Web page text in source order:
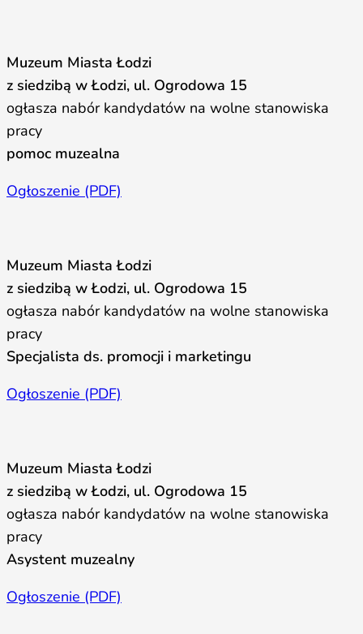
Muzeum Miasta Łodzi
z siedzibą w Łodzi, ul. Ogrodowa 15
ogłasza nabór kandydatów na wolne stanowiska
pracy
pomoc muzealna
Ogłoszenie (PDF)
Muzeum Miasta Łodzi
z siedzibą w Łodzi, ul. Ogrodowa 15
ogłasza nabór kandydatów na wolne stanowiska
pracy
Specjalista ds. promocji i marketingu
Ogłoszenie (PDF)
Muzeum Miasta Łodzi
z siedzibą w Łodzi, ul. Ogrodowa 15
ogłasza nabór kandydatów na wolne stanowiska
pracy
Asystent muzealny
Ogłoszenie (PDF)